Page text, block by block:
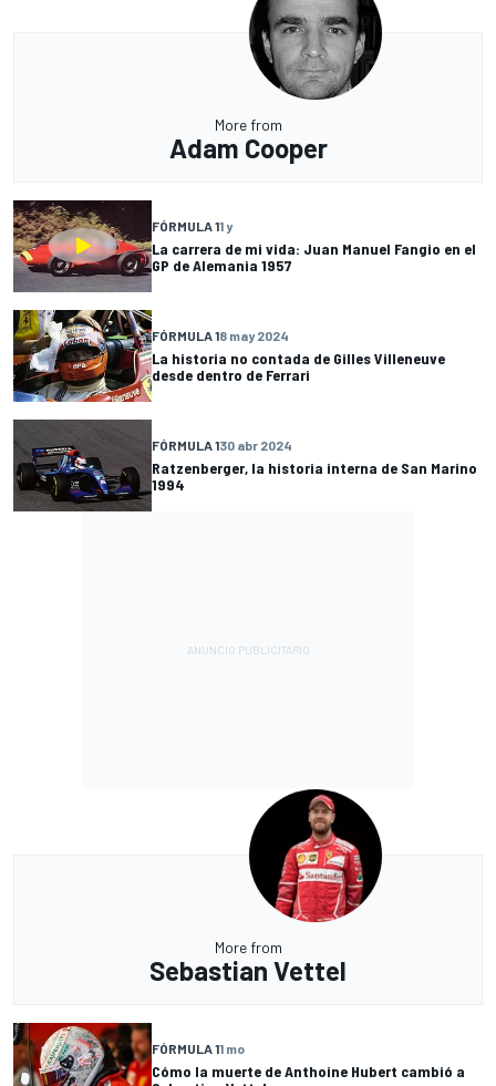
More from
Adam Cooper
FÓRMULA 11 y
La carrera de mi vida: Juan Manuel Fangio en el
GP de Alemania 1957
FÓRMULA 18 may 2024
La historia no contada de Gilles Villeneuve
desde dentro de Ferrari
FÓRMULA 130 abr 2024
Ratzenberger, la historia interna de San Marino
1994
More from
Sebastian Vettel
FÓRMULA 11 mo
Cómo la muerte de Anthoine Hubert cambió a